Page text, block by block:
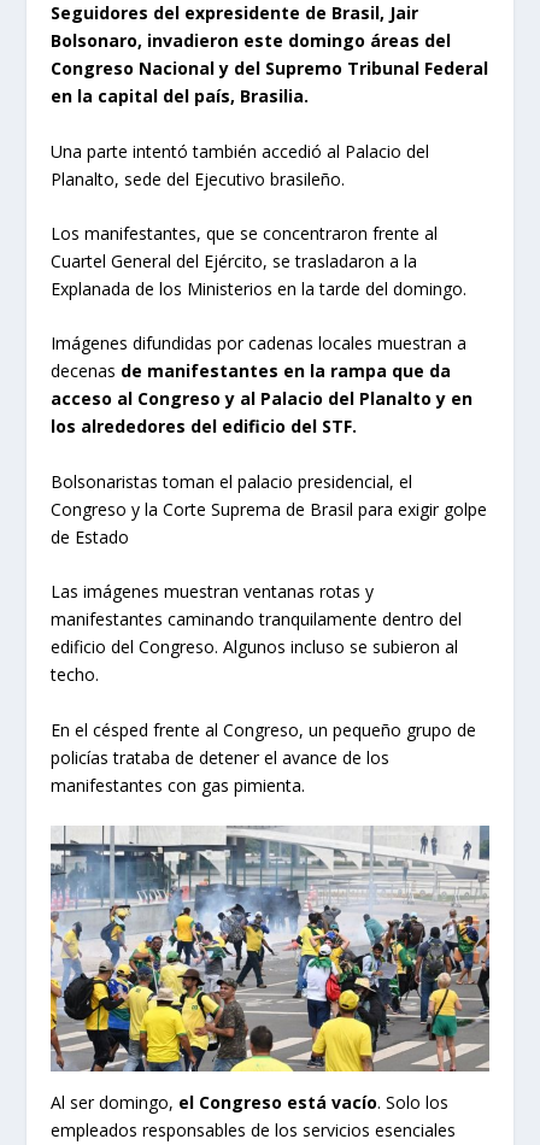
Seguidores del expresidente de Brasil, Jair
Bolsonaro, invadieron este domingo áreas del
Congreso Nacional y del Supremo Tribunal Federal
en la capital del país, Brasilia.
Una parte intentó también accedió al Palacio del
Planalto, sede del Ejecutivo brasileño.
Los manifestantes, que se concentraron frente al
Cuartel General del Ejército, se trasladaron a la
Explanada de los Ministerios en la tarde del domingo.
Imágenes difundidas por cadenas locales muestran a
decenas de manifestantes en la rampa que da
acceso al Congreso y al Palacio del Planalto y en
los alrededores del edificio del STF.
Bolsonaristas toman el palacio presidencial, el
Congreso y la Corte Suprema de Brasil para exigir golpe
de Estado
Las imágenes muestran ventanas rotas y
manifestantes caminando tranquilamente dentro del
edificio del Congreso. Algunos incluso se subieron al
techo.
En el césped frente al Congreso, un pequeño grupo de
policías trataba de detener el avance de los
manifestantes con gas pimienta.
Al ser domingo, el Congreso está vacío. Solo los
empleados responsables de los servicios esenciales